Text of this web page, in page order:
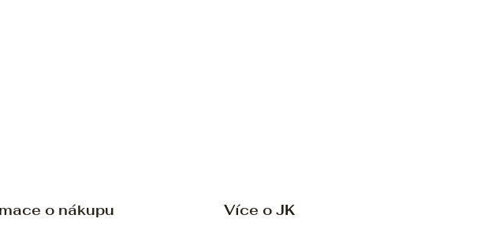
o nákupu Více o JK